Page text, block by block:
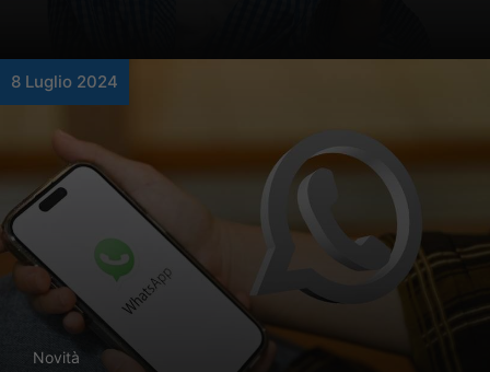
8 Luglio 2024
Novità